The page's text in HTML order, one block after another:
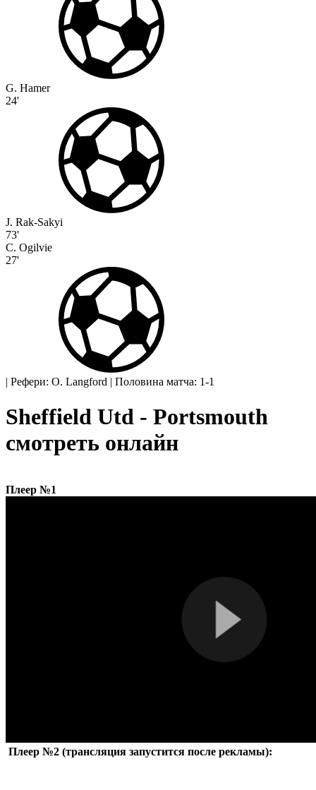
G. Hamer
24'
J. Rak-Sakyi
73'
C. Ogilvie
27'
| Рефери: O. Langford | Половина матча: 1-1
Sheffield Utd - Portsmouth
смотреть онлайн
Плеер №1
Плеер №2 (трансляция запустится после рекламы):